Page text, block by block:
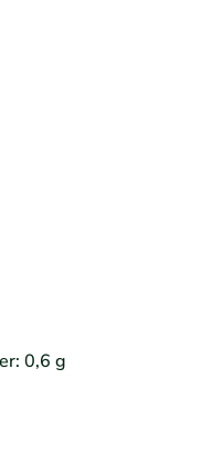
0,6 g